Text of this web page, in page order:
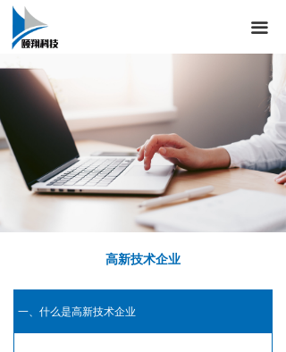
끀
首页
ITSS
ISO
高新技术企业
一、什么是高新技术企业